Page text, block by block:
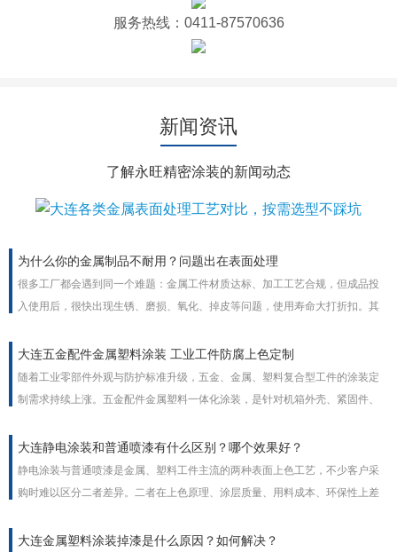
服务热线：0411-87570636
新闻资讯
了解永旺精密涂装的新闻动态
为什么你的金属制品不耐用？问题出在表面处理
很多工厂都会遇到同一个难题：金属工件材质达标、加工工艺合规，但成品投
入使用后，很快出现生锈、磨损、氧化、掉皮等问题，使用寿命大打折扣。其
理工艺不到位。表面处理是金属工件的防护铠甲，工艺疏漏直接决定产品耐用
度与使用寿命。
大连五金配件金属塑料涂装 工业工件防腐上色定制
随着工业零部件外观与防护标准升级，五金、金属、塑料复合型工件的涂装定
制需求持续上涨。五金配件金属塑料一体化涂装，是针对机箱外壳、紧固件、
防腐防锈、耐磨抗老化多重功能，支持颜色、膜厚、质感非标定制，适配室内
外全场景工业使用。
大连静电涂装和普通喷漆有什么区别？哪个效果好？
静电涂装与普通喷漆是金属、塑料工件主流的两种表面上色工艺，不少客户采
购时难以区分二者差异。二者在上色原理、涂层质量、用料成本、环保性上差
工普遍优先静电涂装。
大连金属塑料涂装掉漆是什么原因？如何解决？